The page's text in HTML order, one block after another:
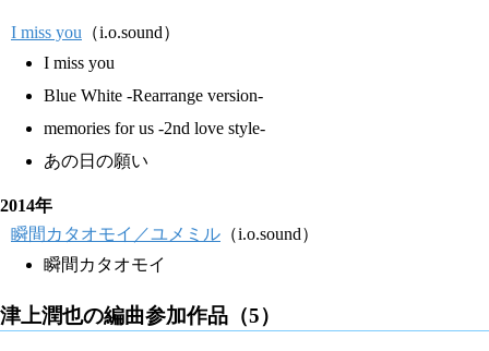
I miss you （i.o.sound）
I miss you
Blue White -Rearrange version-
memories for us -2nd love style-
あの日の願い
2014年
瞬間カタオモイ／ユメミル （i.o.sound）
瞬間カタオモイ
津上潤也の編曲参加作品（5）